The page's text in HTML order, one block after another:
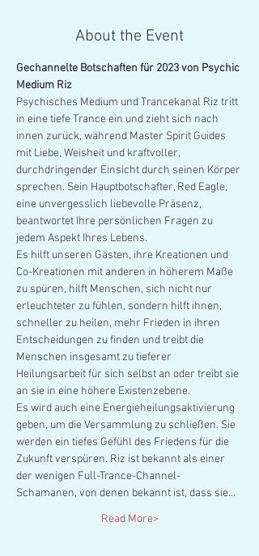
About the Event
Gechannelte Botschaften für 2023 von Psychic
Medium Riz
Psychisches Medium und Trancekanal Riz tritt
in eine tiefe Trance ein und zieht sich nach
innen zurück, während Master Spirit Guides
mit Liebe, Weisheit und kraftvoller,
durchdringender Einsicht durch seinen Körper
sprechen. Sein Hauptbotschafter, Red Eagle,
eine unvergesslich liebevolle Präsenz,
beantwortet Ihre persönlichen Fragen zu
jedem Aspekt Ihres Lebens.
Es hilft unseren Gästen, ihre Kreationen und
Co-Kreationen mit anderen in höherem Maße
zu spüren, hilft Menschen, sich nicht nur
erleuchteter zu fühlen, sondern hilft ihnen,
schneller zu heilen, mehr Frieden in ihren
Entscheidungen zu finden und treibt die
Menschen insgesamt zu tieferer
Heilungsarbeit für sich selbst an oder treibt sie
an sie in eine höhere Existenzebene.
Es wird auch eine Energieheilungsaktivierung
geben, um die Versammlung zu schließen. Sie
werden ein tiefes Gefühl des Friedens für die
Zukunft verspüren. Riz ist bekannt als einer
der wenigen Full-Trance-Channel-
Schamanen, von denen bekannt ist, dass sie…
Read More>